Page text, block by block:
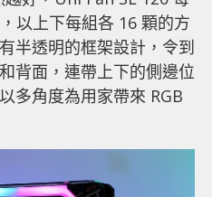
以上下每組各 16 顆的方
半透明的框架設計，令到
背面，連帶上下的側邊位
多角度為用家帶來 RGB